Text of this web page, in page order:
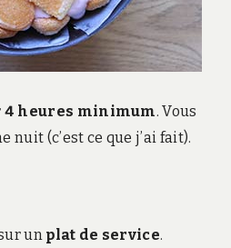
4 heures minimum. Vous
nuit (c’est ce que j’ai fait).
un plat de service.